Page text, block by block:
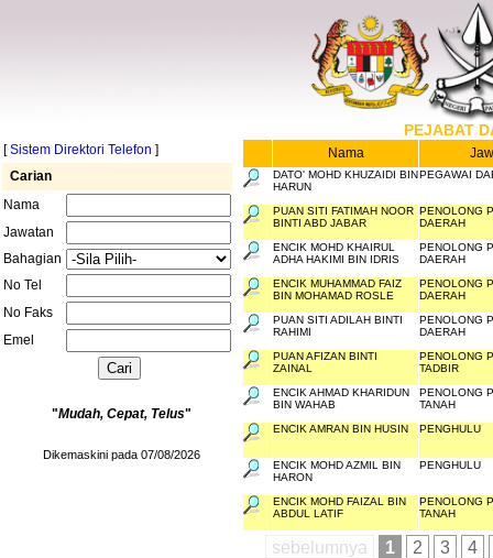
PEJABAT
[Sistem Direktori Telefon ]
Carian
Nama
Jawatan
Bahagian
No Tel
No Faks
Emel
"Mudah, Cepat, Telus"
Dikemaskini pada 07/08/2026
Nama
DATO' MOHD KHUZAIDI BIN
HARUN
PEGAWAI
PUAN SITI FATIMAH NOOR
BINTI ABD JABAR
PENOLONG
DAERAH
ENCIK MOHD KHAIRUL
ADHA HAKIMI BIN IDRIS
PENOLONG
DAERAH
ENCIK MUHAMMAD FAIZ
BIN MOHAMAD ROSLE
PENOLONG
DAERAH
PUAN SITI ADILAH BINTI
RAHIMI
PENOLONG
DAERAH
PUAN AFIZAN BINTI
ZAINAL
PENOLONG
TADBIR
ENCIK AHMAD KHARIDUN
BIN WAHAB
PENOLONG
TANAH
ENCIK AMRAN BIN HUSIN
PENGHULU
ENCIK MOHD AZMIL BIN
HARON
PENGHULU
ENCIK MOHD FAIZAL BIN
ABDUL LATIF
PENOLONG
TANAH
sebelumnya 1 2 3 4